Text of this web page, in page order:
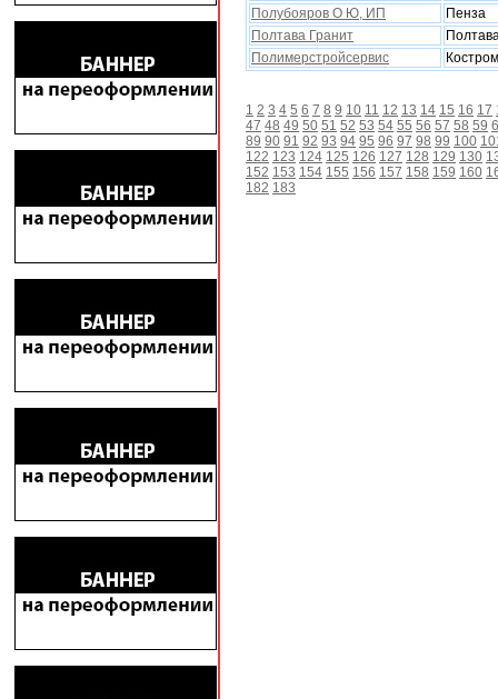
Полубояров О Ю, ИП
Пенза
Полтава Гранит
Полимерстройсервис
1 2 3 4 5 6 7 8 9 10 11 12 13 14 15 16 17
47 48 49 50 51 52 53 54 55 56 57 58 59
89 90 91 92 93 94 95 96 97 98 99 100
122 123 124 125 126 127 128 129 130
152 153 154 155 156 157 158 159 160
182 183